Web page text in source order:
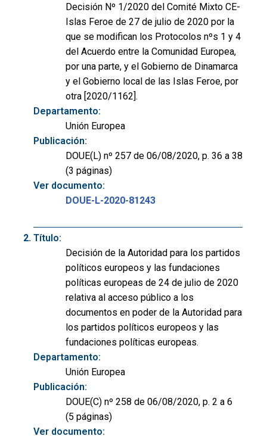
Decisión Nº 1/2020 del Comité Mixto CE-
Islas Feroe de 27 de julio de 2020 por la
que se modifican los Protocolos nºs 1 y 4
del Acuerdo entre la Comunidad Europea,
por una parte, y el Gobierno de Dinamarca
y el Gobierno local de las Islas Feroe, por
otra [2020/1162].
Departamento:
Unión Europea
Publicación:
DOUE(L) nº 257 de 06/08/2020, p. 36 a 38
(3 páginas)
Ver documento:
DOUE-L-2020-81243
Título:
Decisión de la Autoridad para los partidos
políticos europeos y las fundaciones
políticas europeas de 24 de julio de 2020
relativa al acceso público a los
documentos en poder de la Autoridad para
los partidos políticos europeos y las
fundaciones políticas europeas.
Departamento:
Unión Europea
Publicación:
DOUE(C) nº 258 de 06/08/2020, p. 2 a 6
(5 páginas)
Ver documento: